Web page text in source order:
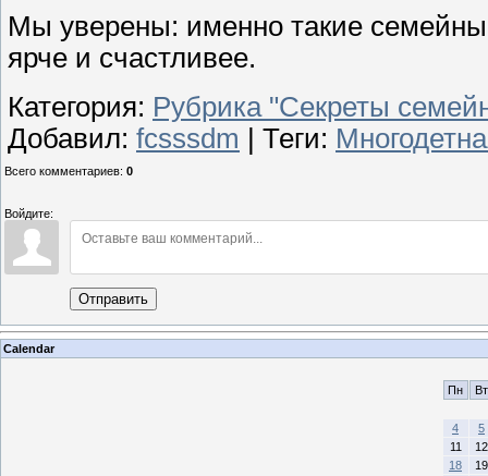
Мы уверены: именно такие
ярче и счастливее.
Категория: Рубрика "Секреты
Добавил: fcsssdm | Теги:
Всего комментариев: 0
Войдите:
Отправить
Calendar
Пн Вт
4
5
11
12
18
19